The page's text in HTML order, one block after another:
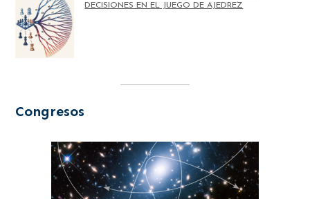
DECISIONES EN EL JUEGO DE AJEDREZ
Congresos